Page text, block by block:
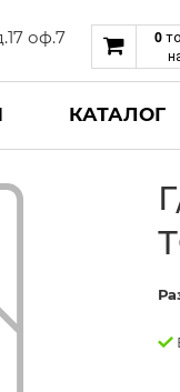
оф.7 0
КАТАЛОГ